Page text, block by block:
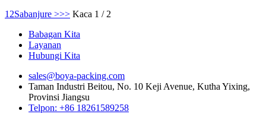
1 2Sabanjure >>> Kaca 1 / 2
Babagan Kita
Layanan
Hubungi Kita
sales@boya-packing.com
Taman Industri Beitou, No. 10 Keji Avenue, Kutha Yixing,
Provinsi Jiangsu
Telpon: +86 18261589258